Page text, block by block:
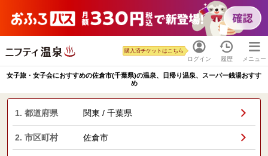
ログイン
購入済チケットはこちら
履歴 メニュー
女子旅・女子会におすすめの佐倉市(千葉県)の温泉、日帰り温泉、スーパー銭湯おすす
め
1. 都道府県 関東 / 千葉県
2. 市区町村 佐倉市